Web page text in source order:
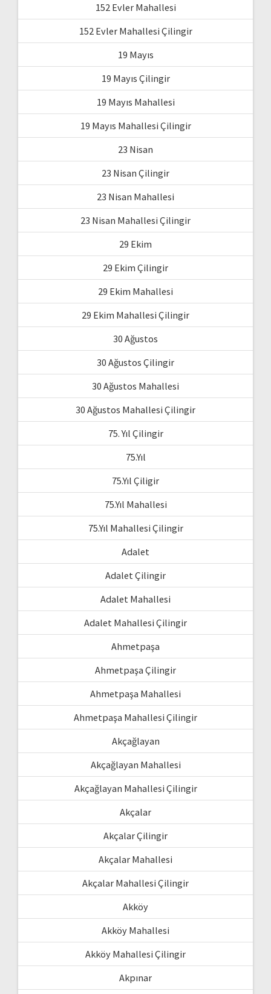
152 Evler Mahallesi
152 Evler Mahallesi Çilingir
19 Mayıs
19 Mayıs Çilingir
19 Mayıs Mahallesi
19 Mayıs Mahallesi Çilingir
23 Nisan
23 Nisan Çilingir
23 Nisan Mahallesi
23 Nisan Mahallesi Çilingir
29 Ekim
29 Ekim Çilingir
29 Ekim Mahallesi
29 Ekim Mahallesi Çilingir
30 Ağustos
30 Ağustos Çilingir
30 Ağustos Mahallesi
30 Ağustos Mahallesi Çilingir
75. Yıl Çilingir
75.Yıl
75.Yıl Çiligir
75.Yıl Mahallesi
75.Yıl Mahallesi Çilingir
Adalet
Adalet Çilingir
Adalet Mahallesi
Adalet Mahallesi Çilingir
Ahmetpaşa
Ahmetpaşa Çilingir
Ahmetpaşa Mahallesi
Ahmetpaşa Mahallesi Çilingir
Akçağlayan
Akçağlayan Mahallesi
Akçağlayan Mahallesi Çilingir
Akçalar
Akçalar Çilingir
Akçalar Mahallesi
Akçalar Mahallesi Çilingir
Akköy
Akköy Mahallesi
Akköy Mahallesi Çilingir
Akpınar